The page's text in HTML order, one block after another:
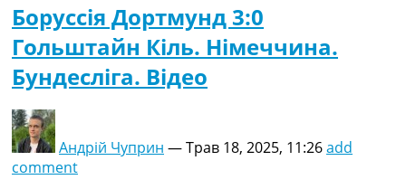
Боруссія Дортмунд 3:0
Гольштайн Кіль. Німеччина.
Бундесліга. Відео
Андрій Чуприн —Трав 18, 2025, 11:26add
comment